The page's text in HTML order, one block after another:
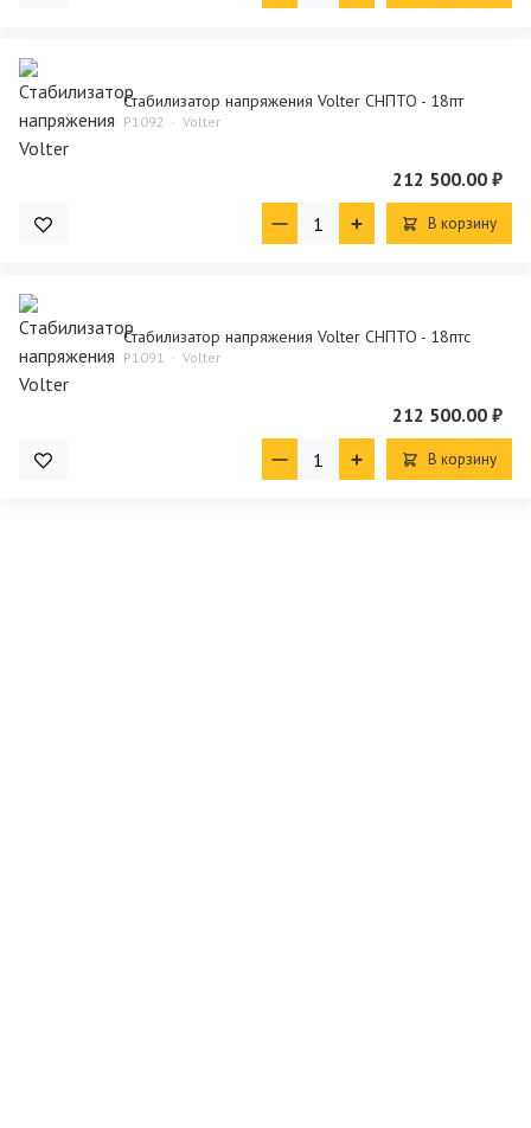
Стабилизатор напряжения Volter СНПТО - 18пт
P1092 Volter
212 500.00 ₽
В корзину
Стабилизатор напряжения Volter СНПТО - 18птс
P1091 Volter
212 500.00 ₽
В корзину